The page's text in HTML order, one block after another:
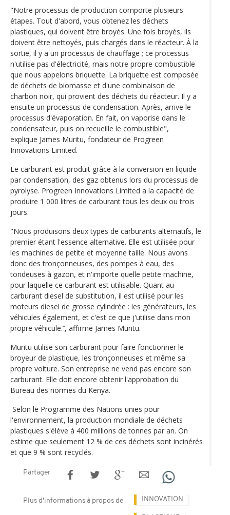
"Notre processus de production comporte plusieurs
étapes. Tout d'abord, vous obtenez les déchets
plastiques, qui doivent être broyés. Une fois broyés, ils
doivent être nettoyés, puis chargés dans le réacteur. À la
sortie, il y a un processus de chauffage ; ce processus
n'utilise pas d'électricité, mais notre propre combustible
que nous appelons briquette. La briquette est composée
de déchets de biomasse et d'une combinaison de
charbon noir, qui provient des déchets du réacteur. Il y a
ensuite un processus de condensation. Après, arrive le
processus d'évaporation. En fait, on vaporise dans le
condensateur, puis on recueille le combustible",
explique James Muritu, fondateur de Progreen
Innovations Limited.
Le carburant est produit grâce à la conversion en liquide
par condensation, des gaz obtenus lors du processus de
pyrolyse. Progreen Innovations Limited a la capacité de
produire 1 000 litres de carburant tous les deux ou trois
jours.
"Nous produisons deux types de carburants alternatifs, le
premier étant l'essence alternative. Elle est utilisée pour
les machines de petite et moyenne taille. Nous avons
donc des tronçonneuses, des pompes à eau, des
tondeuses à gazon, et n'importe quelle petite machine,
pour laquelle ce carburant est utilisable. Quant au
carburant diesel de substitution, il est utilisé pour les
moteurs diesel de grosse cylindrée : les générateurs, les
véhicules également, et c'est ce que j'utilise dans mon
propre véhicule.’’, affirme James Muritu.
Muritu utilise son carburant pour faire fonctionner le
broyeur de plastique, les tronçonneuses et même sa
propre voiture. Son entreprise ne vend pas encore son
carburant. Elle doit encore obtenir l'approbation du
Bureau des normes du Kenya.
Selon le Programme des Nations unies pour
l'environnement, la production mondiale de déchets
plastiques s'élève à 400 millions de tonnes par an. On
estime que seulement 12 % de ces déchets sont incinérés
et que 9 % sont recyclés.
Partager
Plus d'informations à propos de INNOVATION